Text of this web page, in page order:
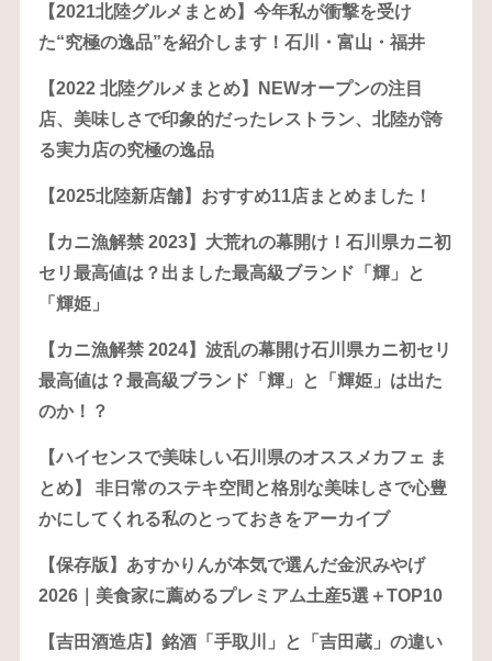
【2021北陸グルメまとめ】今年私が衝撃を受け
た“究極の逸品”を紹介します！石川・富山・福井
【2022 北陸グルメまとめ】NEWオープンの注目
店、美味しさで印象的だったレストラン、北陸が誇
る実力店の究極の逸品
【2025北陸新店舗】おすすめ11店まとめました！
【カニ漁解禁 2023】大荒れの幕開け！石川県カニ初
セリ最高値は？出ました最高級ブランド「輝」と
「輝姫」
【カニ漁解禁 2024】波乱の幕開け石川県カニ初セリ
最高値は？最高級ブランド「輝」と「輝姫」は出た
のか！？
【ハイセンスで美味しい石川県のオススメカフェ ま
とめ】 非日常のステキ空間と格別な美味しさで心豊
かにしてくれる私のとっておきをアーカイブ
【保存版】あすかりんが本気で選んだ金沢みやげ
2026｜美食家に薦めるプレミアム土産5選＋TOP10
【吉田酒造店】銘酒「手取川」と「吉田蔵」の違い